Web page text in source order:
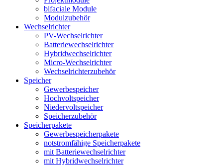
bifaciale Module
Modulzubehör
Wechselrichter
PV-Wechselrichter
Batteriewechselrichter
Hybridwechselrichter
Micro-Wechselrichter
Wechselrichterzubehör
Speicher
Gewerbespeicher
Hochvoltspeicher
Niedervoltspeicher
Speicherzubehör
Speicherpakete
Gewerbespeicherpakete
notstromfähige Speicherpakete
mit Batteriewechselrichter
mit Hybridwechselrichter